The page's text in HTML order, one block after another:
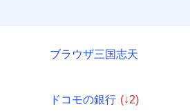
ブラウザ三国志天
ドコモの銀行 (↓2)